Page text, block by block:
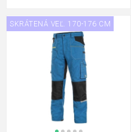
SKRÁTENÁ VEĽ. 170-176 CM